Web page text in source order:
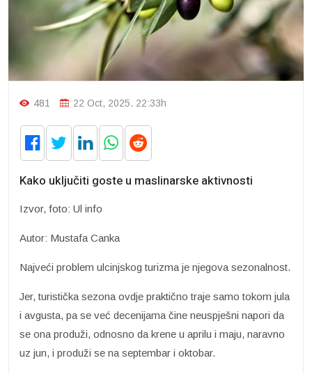
481 22 Oct, 2025. 22:33h
Kako uključiti goste u maslinarske aktivnosti
Izvor, foto: Ul info
Autor: Mustafa Canka
Najveći problem ulcinjskog turizma je njegova sezonalnost.
Jer, turistička sezona ovdje praktično traje samo tokom jula
i avgusta, pa se već decenijama čine neuspješni napori da
se ona produži, odnosno da krene u aprilu i maju, naravno
uz jun, i produži se na septembar i oktobar.